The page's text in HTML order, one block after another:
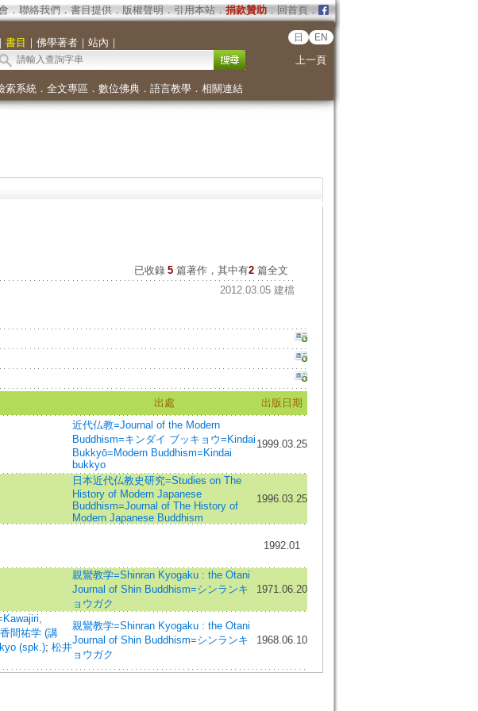
． 聯絡我們 ． 書目提供． 版權聲明 ． 引用本站． 捐款贊助．回首頁．
｜ 書目 ｜ 佛學著者｜ 站內 ｜ 日 EN
上一頁
索系統． 全文專區 ． 數位佛典． 語言教學． 相關連結
已收錄 5 篇著作，其中有2篇全文
2012.03.05 建檔
出處
出版日期
近代仏教=Journal of the Modern
Buddhism=キンダイ ブッキョウ=Kindai
Bukkyō=Modern Buddhism=Kindai
bukkyo
1999.03.25
日本近代仏教史研究=Studies on The
History of Modern Japanese
Buddhism=Journal of The History of
Modern Japanese Buddhism
1996.03.25
1992.01
親鸞教学=Shinran Kyogaku : the Otani
Journal of Shin Buddhism=シンランキ
ョウガク
1971.06.20
間祐学 (講
(spk.); 松井
親鸞教学=Shinran Kyogaku : the Otani
Journal of Shin Buddhism=シンランキ
ョウガク
1968.06.10